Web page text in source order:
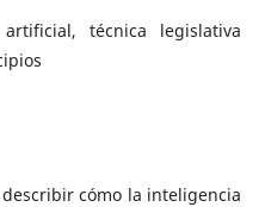
técnica legislativa
cómo la inteligencia